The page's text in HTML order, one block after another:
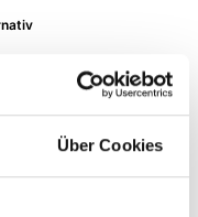
Über Cookies
Stücke